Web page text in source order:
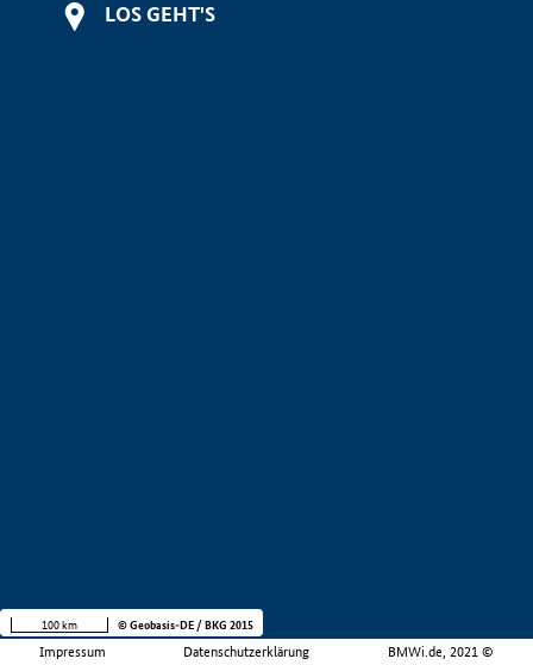
LOS GEHT'S
Impressum Datenschutzerklärung BMWi.de, 2021 ©
100 km © Geobasis-DE / BKG 2015